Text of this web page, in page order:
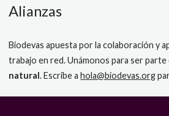
Alianzas
Biodevas apuesta por la colaboración y
trabajo en red. Unámonos para ser parte
natural. Escribe ahola@biodevas.org